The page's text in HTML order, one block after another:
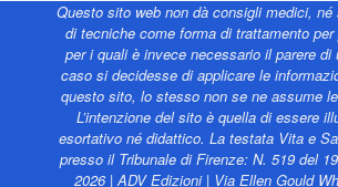
Questo sito web non dà consigli medici, né
di tecniche come forma di trattamento
per i quali è invece necessario il parere di
caso si decidesse di applicare le
questo sito, lo stesso non se ne assume
L’intenzione del sito è quella di essere
esortativo né didattico. La testata Vita e
presso il Tribunale di Firenze: N. 519 del
2026 | ADV Edizioni | Via Ellen Gould